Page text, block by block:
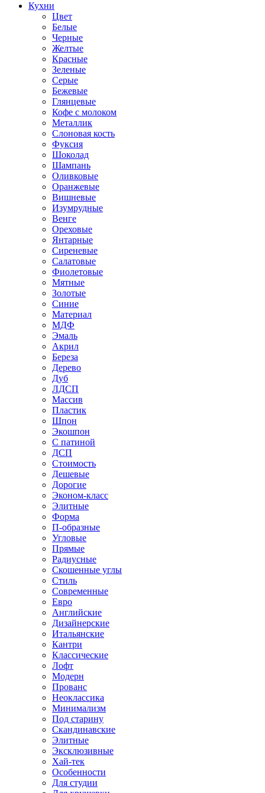
Кухни
Цвет
Белые
Черные
Желтые
Красные
Зеленые
Серые
Бежевые
Глянцевые
Кофе с молоком
Металлик
Слоновая кость
Фуксия
Шоколад
Шампань
Оливковые
Оранжевые
Вишневые
Изумрудные
Венге
Ореховые
Янтарные
Сиреневые
Салатовые
Фиолетовые
Мятные
Золотые
Синие
Материал
МДФ
Эмаль
Акрил
Береза
Дерево
Дуб
ЛДСП
Массив
Пластик
Шпон
Экошпон
С патиной
ДСП
Стоимость
Дешевые
Дорогие
Эконом-класс
Элитные
Форма
П-образные
Угловые
Прямые
Радиусные
Скошенные углы
Стиль
Современные
Евро
Английские
Дизайнерские
Итальянские
Кантри
Классические
Лофт
Модерн
Прованс
Неоклассика
Минимализм
Под старину
Скандинавские
Элитные
Эксклюзивные
Хай-тек
Особенности
Для студии